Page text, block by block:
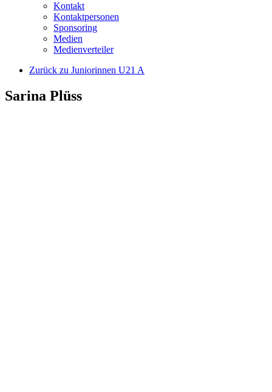
Kontakt
Kontaktpersonen
Sponsoring
Medien
Medienverteiler
Zurück zu Juniorinnen U21 A
Sarina Plüss